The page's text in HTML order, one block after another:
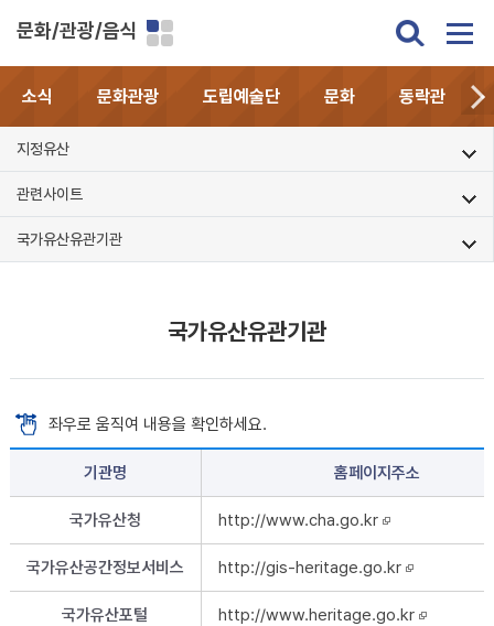
문화/관광/음식
소식 문화관광 도립예술단 문화 동락관
지정유산
관련사이트
국가유산유관기관
국가유산유관기관
좌우로 움직여 내용을 확인하세요.
기관명 홈페이지주소
국가유산청 http://www.cha.go.kr
국가유산공간정보서비스 http://gis-heritage.go.kr
국가유산포털 http://www.heritage.go.kr